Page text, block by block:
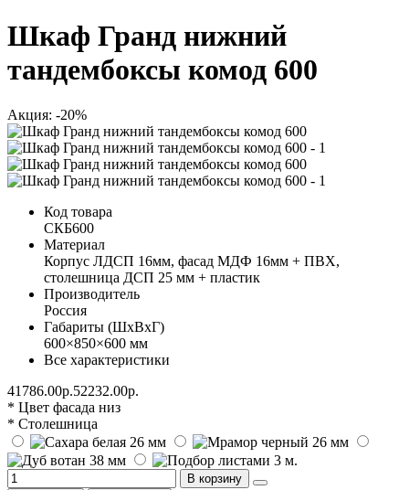
Шкаф Гранд нижний
тандембоксы комод 600
Акция: -20%
Код товара
СКБ600
Материал
Корпус ЛДСП 16мм, фасад МДФ 16мм + ПВХ,
столешница ДСП 25 мм + пластик
Производитель
Россия
Габариты (ШхВхГ)
600×850×600 мм
Все характеристики
41786.00р.52232.00р.
* Цвет фасада низ
* Столешница
В корзину